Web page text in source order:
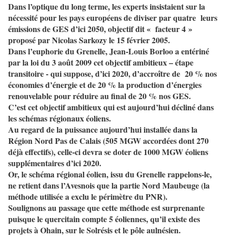
Dans l’optique du long terme, les experts insistaient sur la
nécessité pour les pays européens de diviser par quatre leurs
émissions de GES d’ici 2050, objectif dit « facteur 4 »
proposé par Nicolas Sarkozy le 15 février 2005.
Dans l’euphorie du Grenelle, Jean-Louis Borloo a entériné
par la loi du 3 août 2009 cet objectif ambitieux – étape
transitoire - qui suppose, d’ici 2020, d’accroître de 20 % nos
économies d’énergie et de 20 % la production d’énergies
renouvelable pour réduire au final de 20 % nos GES.
C’est cet objectif ambitieux qui est aujourd’hui décliné dans
les schémas régionaux éoliens.
Au regard de la puissance aujourd’hui installée dans la
Région Nord Pas de Calais (505 MGW accordées dont 270
déjà effectifs), celle-ci devra se doter de 1000 MGW éoliens
supplémentaires d’ici 2020.
Or, le schéma régional éolien, issu du Grenelle rappelons-le,
ne retient dans l’Avesnois que la partie Nord Maubeuge (la
méthode utilisée a exclu le périmètre du PNR).
Soulignons au passage que cette méthode est surprenante
puisque le quercitain compte 5 éoliennes, qu’il existe des
projets à Ohain, sur le Solrésis et le pôle aulnésien.